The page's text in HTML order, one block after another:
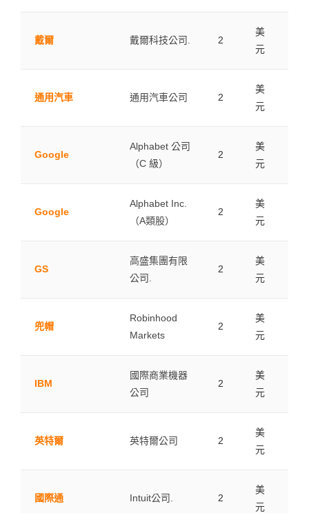
戴爾 戴爾科技公司. 2
美
元
通用汽車 通用汽車公司 2
美
元
Google
Alphabet 公司
（C 級）
2
美
元
Google
Alphabet Inc.
（A類股）
2
美
元
GS
高盛集團有限
公司.
2
美
元
兜帽
Robinhood
Markets
2
美
元
IBM
國際商業機器
公司
2
美
元
英特爾 英特爾公司 2
美
元
國際通 Intuit公司. 2
美
元